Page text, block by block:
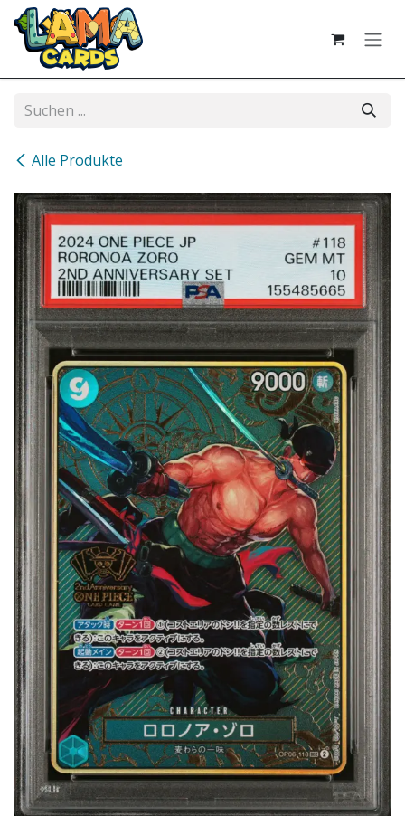
Zum Inhalt springen
Alle Produkte